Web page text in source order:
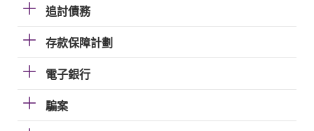
追討債務
存款保障計劃
電子銀行
騙案